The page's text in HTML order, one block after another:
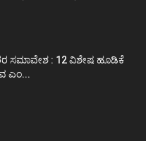
ಸಮಾವೇಶ : 12 ವಿಶೇಷ ಹೂಡಿಕೆ
ಎಂ...